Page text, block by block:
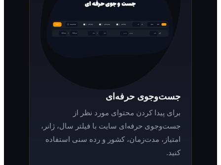
جست‌وجوی حرفه‌ای
برای پیدا کردن محتوای مورد نظر از
جست‌وجوی حرفه‌ای سایت با فیلتر سال، ژانر،
امتیاز، مدت‌زمان، کشور و رده سنی استفاده